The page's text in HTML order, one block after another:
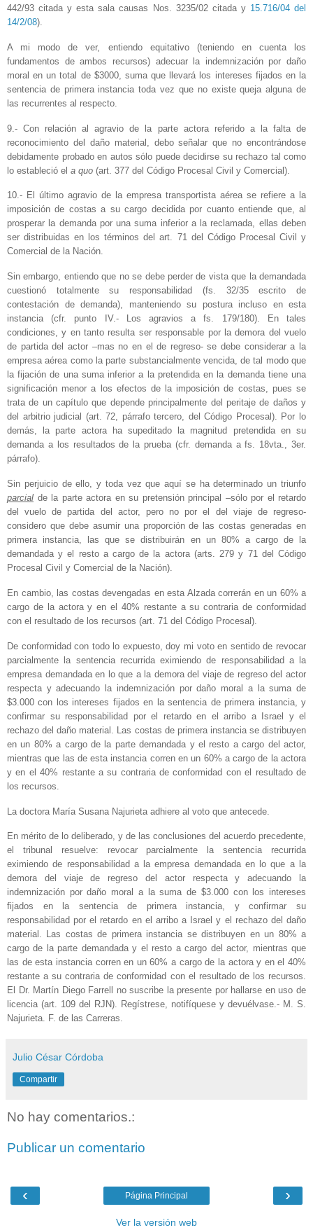
442/93 citada y esta sala causas Nos. 3235/02 citada y 15.716/04 del
14/2/08).
A mi modo de ver, entiendo equitativo (teniendo en cuenta los
fundamentos de ambos recursos) adecuar la indemnización por daño
moral en un total de $3000, suma que llevará los intereses fijados en la
sentencia de primera instancia toda vez que no existe queja alguna de
las recurrentes al respecto.
9.- Con relación al agravio de la parte actora referido a la falta de
reconocimiento del daño material, debo señalar que no encontrándose
debidamente probado en autos sólo puede decidirse su rechazo tal como
lo estableció el a quo (art. 377 del Código Procesal Civil y Comercial).
10.- El último agravio de la empresa transportista aérea se refiere a la
imposición de costas a su cargo decidida por cuanto entiende que, al
prosperar la demanda por una suma inferior a la reclamada, ellas deben
ser distribuidas en los términos del art. 71 del Código Procesal Civil y
Comercial de la Nación.
Sin embargo, entiendo que no se debe perder de vista que la demandada
cuestionó totalmente su responsabilidad (fs. 32/35 escrito de
contestación de demanda), manteniendo su postura incluso en esta
instancia (cfr. punto IV.- Los agravios a fs. 179/180). En tales
condiciones, y en tanto resulta ser responsable por la demora del vuelo
de partida del actor –mas no en el de regreso- se debe considerar a la
empresa aérea como la parte substancialmente vencida, de tal modo que
la fijación de una suma inferior a la pretendida en la demanda tiene una
significación menor a los efectos de la imposición de costas, pues se
trata de un capítulo que depende principalmente del peritaje de daños y
del arbitrio judicial (art. 72, párrafo tercero, del Código Procesal). Por lo
demás, la parte actora ha supeditado la magnitud pretendida en su
demanda a los resultados de la prueba (cfr. demanda a fs. 18vta., 3er.
párrafo).
Sin perjuicio de ello, y toda vez que aquí se ha determinado un triunfo
parcial de la parte actora en su pretensión principal –sólo por el retardo
del vuelo de partida del actor, pero no por el del viaje de regreso-
considero que debe asumir una proporción de las costas generadas en
primera instancia, las que se distribuirán en un 80% a cargo de la
demandada y el resto a cargo de la actora (arts. 279 y 71 del Código
Procesal Civil y Comercial de la Nación).
En cambio, las costas devengadas en esta Alzada correrán en un 60% a
cargo de la actora y en el 40% restante a su contraria de conformidad
con el resultado de los recursos (art. 71 del Código Procesal).
De conformidad con todo lo expuesto, doy mi voto en sentido de revocar
parcialmente la sentencia recurrida eximiendo de responsabilidad a la
empresa demandada en lo que a la demora del viaje de regreso del actor
respecta y adecuando la indemnización por daño moral a la suma de
$3.000 con los intereses fijados en la sentencia de primera instancia, y
confirmar su responsabilidad por el retardo en el arribo a Israel y el
rechazo del daño material. Las costas de primera instancia se distribuyen
en un 80% a cargo de la parte demandada y el resto a cargo del actor,
mientras que las de esta instancia corren en un 60% a cargo de la actora
y en el 40% restante a su contraria de conformidad con el resultado de
los recursos.
La doctora María Susana Najurieta adhiere al voto que antecede.
En mérito de lo deliberado, y de las conclusiones del acuerdo precedente,
el tribunal resuelve: revocar parcialmente la sentencia recurrida
eximiendo de responsabilidad a la empresa demandada en lo que a la
demora del viaje de regreso del actor respecta y adecuando la
indemnización por daño moral a la suma de $3.000 con los intereses
fijados en la sentencia de primera instancia, y confirmar su
responsabilidad por el retardo en el arribo a Israel y el rechazo del daño
material. Las costas de primera instancia se distribuyen en un 80% a
cargo de la parte demandada y el resto a cargo del actor, mientras que
las de esta instancia corren en un 60% a cargo de la actora y en el 40%
restante a su contraria de conformidad con el resultado de los recursos.
El Dr. Martín Diego Farrell no suscribe la presente por hallarse en uso de
licencia (art. 109 del RJN). Regístrese, notifíquese y devuélvase.- M. S.
Najurieta. F. de las Carreras.
Julio César Córdoba
Compartir
No hay comentarios.:
Publicar un comentario
‹ ›
Página Principal
Ver la versión web